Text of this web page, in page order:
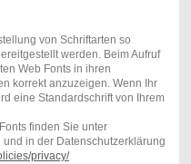
von Schriftarten so
werden. Beim Aufruf
Web Fonts in ihren
korrekt anzuzeigen. Wenn Ihr
eine Standardschrift von Ihrem
finden Sie unter
und in der Datenschutzerklärung
privacy/